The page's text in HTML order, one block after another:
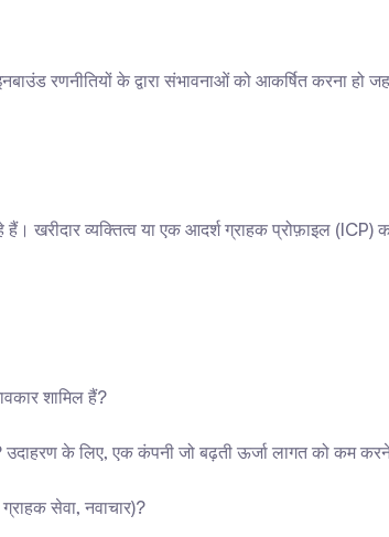
रणनीतियों के द्वारा संभावनाओं को आकर्षित करना
व्यक्तित्व या एक आदर्श ग्राहक प्रोफ़ाइल (ICP)
शामिल हैं?
के लिए, एक कंपनी जो बढ़ती ऊर्जा लागत को कम
सेवा, नवाचार)?